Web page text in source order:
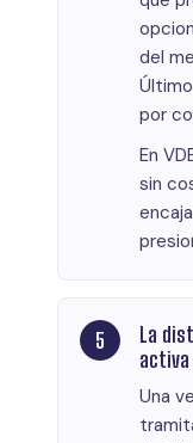
del
por
En
sin
La
Una